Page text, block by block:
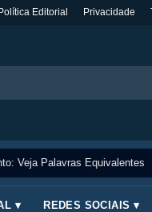
Política Editorial Privacidade
Veja Palavras Equivalentes
▾ REDES SOCIAIS ▾